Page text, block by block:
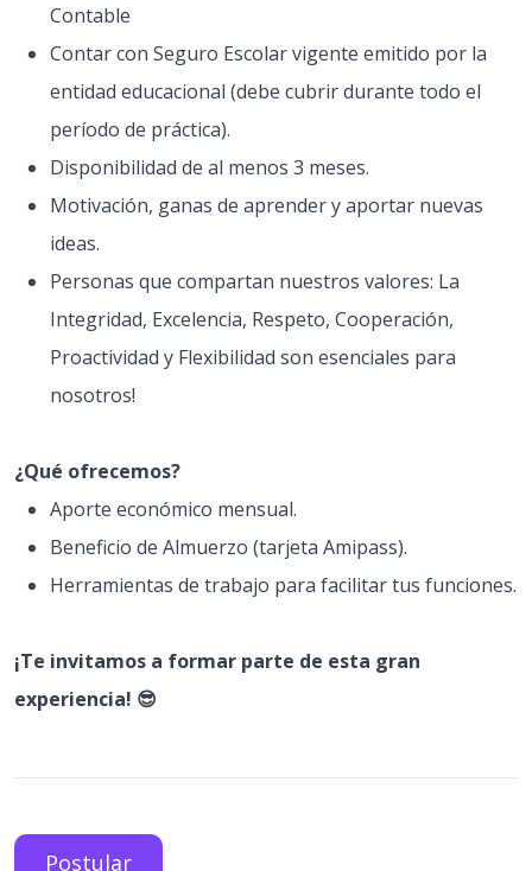
Contable
Contar con Seguro Escolar vigente emitido por la
entidad educacional (debe cubrir durante todo el
período de práctica).
Disponibilidad de al menos 3 meses.
Motivación, ganas de aprender y aportar nuevas
ideas.
Personas que compartan nuestros valores: La
Integridad, Excelencia, Respeto, Cooperación,
Proactividad y Flexibilidad son esenciales para
nosotros!
¿Qué ofrecemos?
Aporte económico mensual.
Beneficio de Almuerzo (tarjeta Amipass).
Herramientas de trabajo para facilitar tus funciones.
¡Te invitamos a formar parte de esta gran
experiencia! 😎
Postular